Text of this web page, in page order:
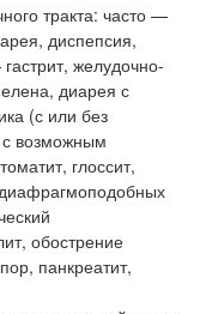
тракта: часто —
диспепсия,
желудочно-
диарея с
(с или без
с возможным
глоссит,
обострение
панкреатит,